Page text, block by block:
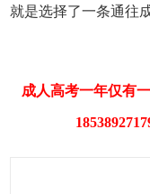
就是选择了一条通往
成人高考一年仅有